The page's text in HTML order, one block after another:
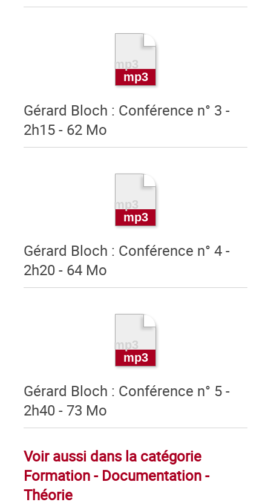
Gérard Bloch : Conférence n° 3 -
2h15 - 62 Mo
Gérard Bloch : Conférence n° 4 -
2h20 - 64 Mo
Gérard Bloch : Conférence n° 5 -
2h40 - 73 Mo
Voir aussi dans la catégorie
Formation - Documentation -
Théorie